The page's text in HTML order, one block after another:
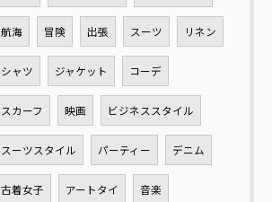
航海 冒険 出張 スーツ リネン
シャツ ジャケット コーデ
スカーフ 映画 ビジネススタイル
スーツスタイル パーティー デニム
古着女子 アートタイ 音楽